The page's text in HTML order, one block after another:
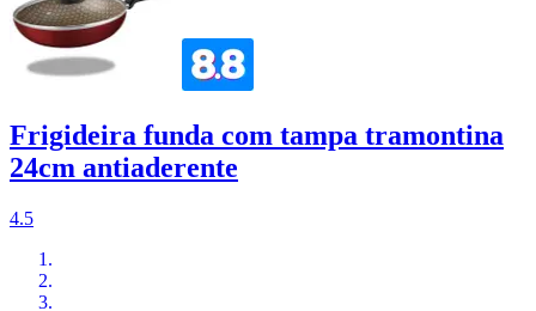
Frigideira funda com tampa tramontina
24cm antiaderente
4.5